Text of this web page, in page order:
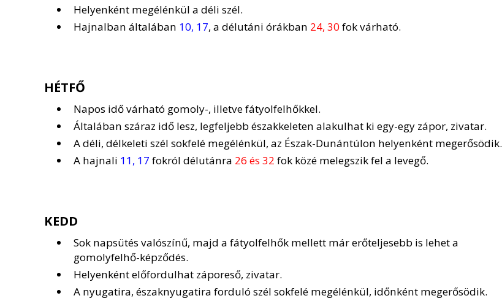
Helyenként megélénkül a déli szél.
Hajnalban általában 10, 17, a délutáni órákban 24, 30fok várható.
HÉTFŐ
Napos idő várható gomoly-, illetve fátyolfelhőkkel.
Általában száraz idő lesz, legfeljebb északkeleten alakulhat ki egy-egy zápor, zivatar.
A déli, délkeleti szél sokfelé megélénkül, az Észak-Dunántúlon helyenként megerősödik.
A hajnali 11, 17 fokról délutánra 26 és 32 fok közé melegszik fel a levegő.
KEDD
Sok napsütés valószínű, majd a fátyolfelhők mellett már erőteljesebb is lehet a
gomolyfelhő-képződés.
Helyenként előfordulhat záporeső, zivatar.
A nyugatira, északnyugatira forduló szél sokfelé megélénkül, időnként megerősödik.